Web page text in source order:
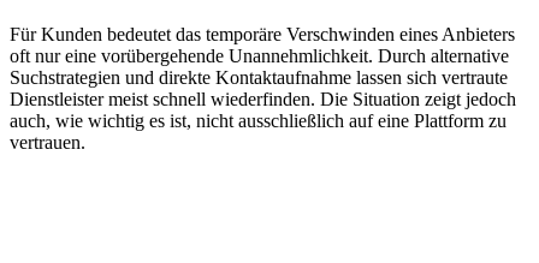
Für Kunden bedeutet das temporäre Verschwinden eines Anbieters
oft nur eine vorübergehende Unannehmlichkeit. Durch alternative
Suchstrategien und direkte Kontaktaufnahme lassen sich vertraute
Dienstleister meist schnell wiederfinden. Die Situation zeigt jedoch
auch, wie wichtig es ist, nicht ausschließlich auf eine Plattform zu
vertrauen.